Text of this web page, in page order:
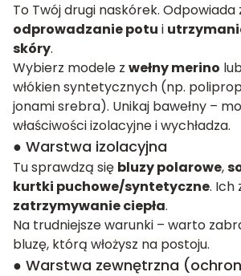
To Twój drugi naskórek. Odpowiada
odprowadzanie potu i
skóry.
Wybierz modele z wełny merino
włókien syntetycznych (np.
jonami srebra). Unikaj bawełny –
właściwości izolacyjne i wychładza.
● Warstwa izolacyjna
Tu sprawdzą się bluzy polarowe,
kurtki puchowe/syntetyczne. Ich
zatrzymywanie ciepła.
Na trudniejsze warunki – warto
bluzę, którą włożysz na postoju.
● Warstwa zewnętrzna